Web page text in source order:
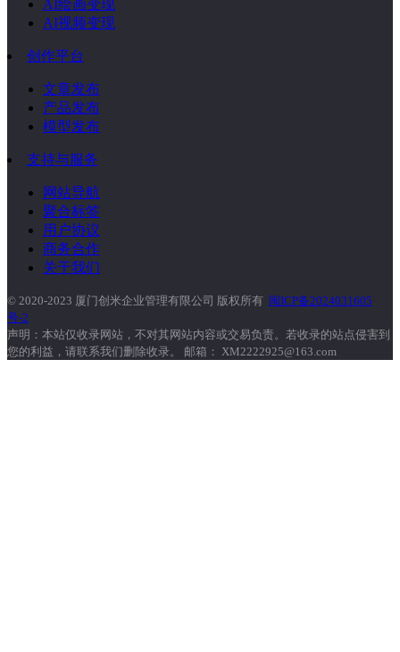
AI绘画变现
AI视频变现
创作平台
文章发布
产品发布
模型发布
支持与服务
网站导航
聚合标签
用户协议
商务合作
关于我们
© 2020-2023 厦门创米企业管理有限公司 版权所有 闽ICP备2024031605
号-2
声明：本站仅收录网站，不对其网站内容或交易负责。若收录的站点侵害到
您的利益，请联系我们删除收录。 邮箱： XM2222925@163.com